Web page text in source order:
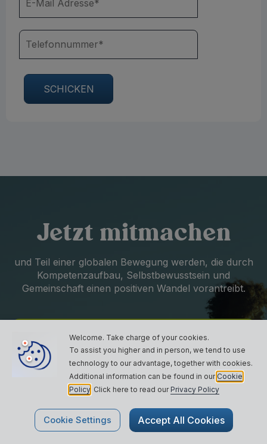
Jetzt mitmachen
und Teil einer globalen Bewegung werden, die durch
Kompetenzaufbau, Selbstbewusstsein und
Gemeinschaft einen positiven Wandel vorantreibt.
Ich bin auf der Suche nach
Welcome. Take charge of your cookies.
To assist you higher and in person, we tend to use
technology to ouradvantage, together with cookies.
Additional information can be found in our Cookie
Policy . Click here to read our Privacy Policy
Cookie Settings Accept All Cookies